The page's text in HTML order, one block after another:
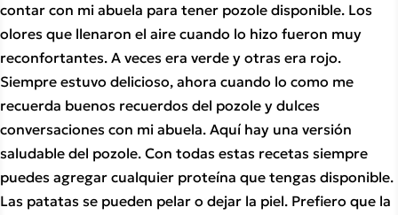
contar con mi abuela para tener pozole disponible. Los
olores que llenaron el aire cuando lo hizo fueron muy
reconfortantes. A veces era verde y otras era rojo.
Siempre estuvo delicioso, ahora cuando lo como me
recuerda buenos recuerdos del pozole y dulces
conversaciones con mi abuela. Aquí hay una versión
saludable del pozole. Con todas estas recetas siempre
puedes agregar cualquier proteína que tengas disponible.
Las patatas se pueden pelar o dejar la piel. Prefiero que la